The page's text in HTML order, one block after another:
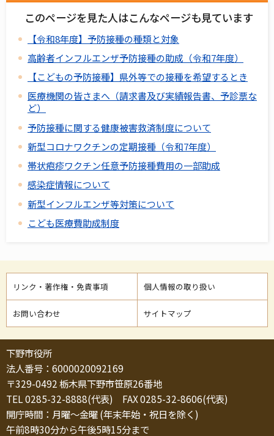
このページを見た人はこんなページも見ています
【令和8年度】予防接種の種類と対象
高齢者インフルエンザ予防接種の助成（令和7年度）
【こどもの予防接種】県外等での接種を希望するとき
医療機関の皆さまへ（請求書及び実績報告書、予診票な
ど）
予防接種に関する健康被害救済制度について
新型コロナワクチンの定期接種（令和7年度）
帯状疱疹ワクチン任意予防接種費用の一部助成
感染症情報について
新型インフルエンザ等対策について
こども医療費助成制度
リンク・著作権・免責事項 個人情報の取り扱い
お問い合わせ サイトマップ
下野市役所
法人番号：6000020092169
〒329-0492 栃木県下野市笹原26番地
TEL 0285-32-8888(代表) FAX 0285-32-8606(代表)
開庁時間：月曜～金曜 (年末年始・祝日を除く)
午前8時30分から午後5時15分まで